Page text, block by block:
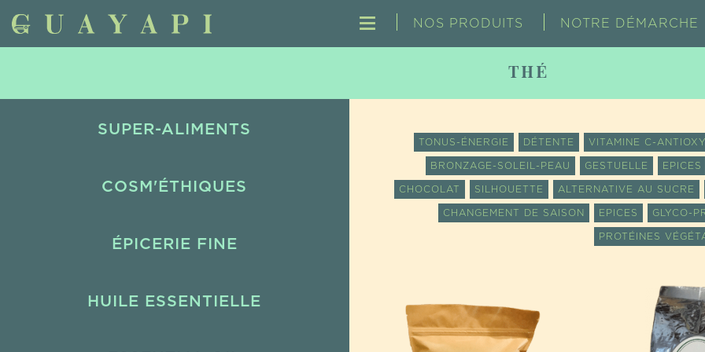
NOS PRODUITS NOTRE DÉMARCHE
THÉ
SUPER-ALIMENTS
COSM'ÉTHIQUES
ÉPICERIE FINE
HUILE ESSENTIELLE
TONUS-ÉNERGIE DÉTENTE VITAMINE C-
BRONZAGE-SOLEIL-PEAU GESTUELLE EPICES
CHOCOLAT SILHOUETTE ALTERNATIVE AU SUCRE
CHANGEMENT DE SAISON EPICES GLYCO-
PROTÉINES